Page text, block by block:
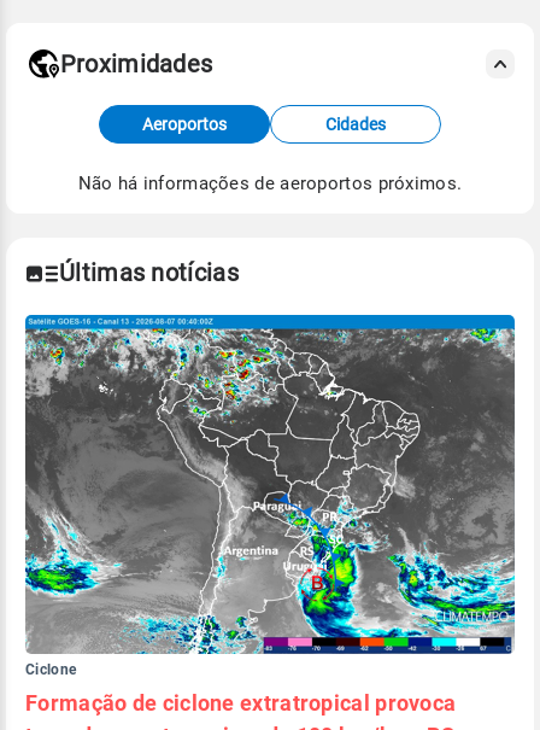
Fonte: dados combinados de estações
meteorológicas e satélite do Centro de Previsão
de Tempo e Estudos Climáticos (CPTEC).
Proximidades
Aeroportos Cidades
Não há informações de aeroportos próximos.
Últimas notícias
Ciclone
Formação de ciclone extratropical provoca